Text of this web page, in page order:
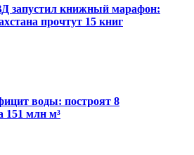
запустил книжный марафон:
прочтут 15 книг
воды: построят 8
151 млн м³